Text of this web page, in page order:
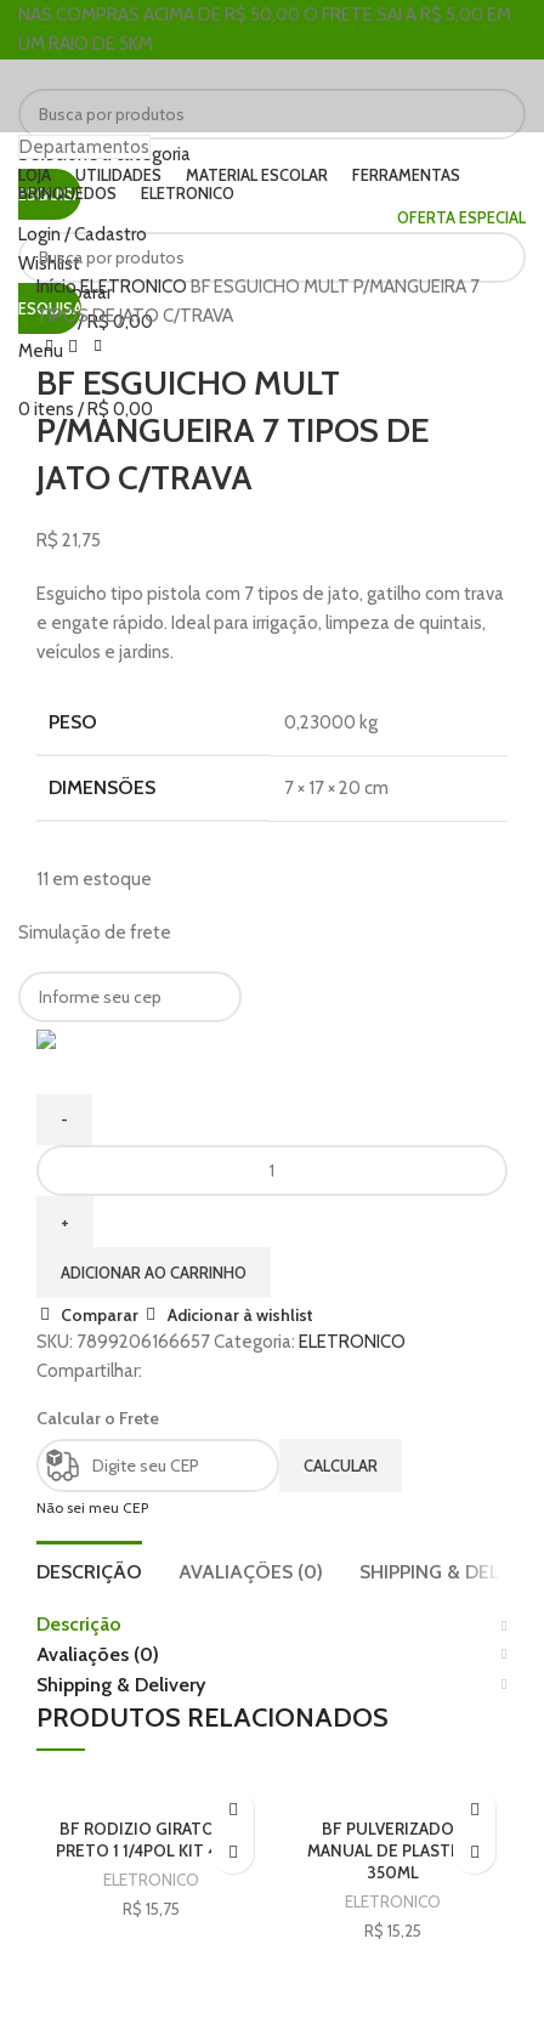
NAS COMPRAS ACIMA DE R$ 50,00 O FRETE SAI A R$ 5,00 EM
UM RAIO DE 5KM
Selecione a categoria
PESQUISAR
Login / Cadastro
Wishlist
Comparar
0itens/R$0,00
Menu
0 itens /R$ 0,00
Departamentos
LOJA UTILIDADES MATERIAL ESCOLAR
FERRAMENTAS
BRINQUEDOS
ELETRONICO
OFERTA ESPECIAL
PESQUISAR
Clique para ampliar
InícioELETRONICOBF ESGUICHO MULT P/MANGUEIRA 7
TIPOS DE JATO C/TRAVA
BF ESGUICHO MULT
P/MANGUEIRA 7 TIPOS DE
JATO C/TRAVA
R$ 21,75
Esguicho tipo pistola com 7 tipos de jato, gatilho com trava
e engate rápido. Ideal para irrigação, limpeza de quintais,
veículos e jardins.
PESO 0,23000 kg
DIMENSÕES 7 × 17 × 20 cm
11 em estoque
Simulação de frete
ADICIONAR AO CARRINHO
Comparar
Adicionar à wishlist
SKU: 7899206166657Categoria: ELETRONICO
Compartilhar:
Calcular o Frete
CALCULAR
Não sei meu CEP
DESCRIÇÃO AVALIAÇÕES (0) SHIPPING &
Descrição
Avaliações (0)
Shipping & Delivery
PRODUTOS RELACIONADOS
BF RODIZIO GIRATORIO
PRETO 1 1/4POL KIT 4PCS
ELETRONICO
R$ 15,75
BF PULVERIZADOR
MANUAL DE PLASTICO
350ML
ELETRONICO
R$ 15,25